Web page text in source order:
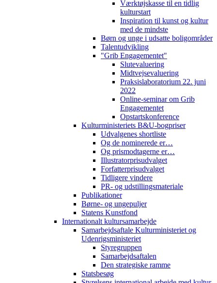
Værktøjskasse til en tidlig
kulturstart
Inspiration til kunst og kultur
med de mindste
Børn og unge i udsatte boligområder
Talentudvikling
"Grib Engagementet"
Slutevaluering
Midtvejsevaluering
Praksislaboratorium 22. juni
2022
Online-seminar om Grib
Engagementet
Opstartskonference
Kulturministeriets B&U-bogpriser
Udvalgenes shortliste
Og de nominerede er…
Og prismodtagerne er…
Illustratorprisudvalget
Forfatterprisudvalget
Tidligere vindere
PR- og udstillingsmateriale
Publikationer
Børne- og ungepuljer
Statens Kunstfond
Internationalt kultursamarbejde
Samarbejdsaftale Kulturministeriet og
Udenrigsministeriet
Styregruppen
Samarbejdsaftalen
Den strategiske ramme
Statsbesøg